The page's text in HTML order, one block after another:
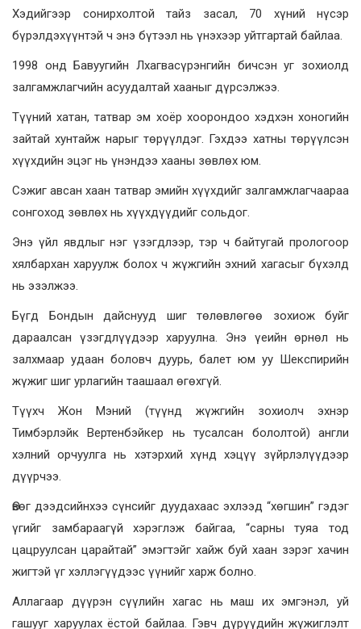
Хэдийгээр сонирхолтой тайз засал, 70 хүний нүсэр
бүрэлдэхүүнтэй ч энэ бүтээл нь үнэхээр уйтгартай байлаа.
1998 онд Бавуугийн Лхагвасүрэнгийн бичсэн уг зохиолд
залгамжлагчийн асуудалтай хааныг дүрсэлжээ.
Түүний хатан, татвар эм хоёр хоорондоо хэдхэн хоногийн
зайтай хунтайж нарыг төрүүлдэг. Гэхдээ хатны төрүүлсэн
хүүхдийн эцэг нь үнэндээ хааны зөвлөх юм.
Сэжиг авсан хаан татвар эмийн хүүхдийг залгамжлагчаараа
сонгоход зөвлөх нь хүүхдүүдийг сольдог.
Энэ үйл явдлыг нэг үзэгдлээр, тэр ч байтугай прологоор
хялбархан харуулж болох ч жүжгийн эхний хагасыг бүхэлд
нь эзэлжээ.
Бүгд Бондын дайснууд шиг төлөвлөгөө зохиож буйг
дараалсан үзэгдлүүдээр харуулна. Энэ үеийн өрнөл нь
залхмаар удаан боловч дуурь, балет юм уу Шекспирийн
жүжиг шиг урлагийн таашаал өгөхгүй.
Түүхч Жон Мэний (түүнд жүжгийн зохиолч эхнэр
Тимбэрлэйк Вертенбэйкер нь тусалсан бололтой) англи
хэлний орчуулга нь хэтэрхий хүнд хэцүү зүйрлэлүүдээр
дүүрчээ.
Өвөг дээдсийнхээ сүнсийг дуудахаас эхлээд “хөгшин” гэдэг
үгийг замбараагүй хэрэглэж байгаа, “сарны туяа тод
цацруулсан царайтай” эмэгтэйг хайж буй хаан зэрэг хачин
жигтэй үг хэллэгүүдээс үүнийг харж болно.
Аллагаар дүүрэн сүүлийн хагас нь маш их эмгэнэл, уй
гашууг харуулах ёстой байлаа. Гэвч дүрүүдийн жүжиглэлт